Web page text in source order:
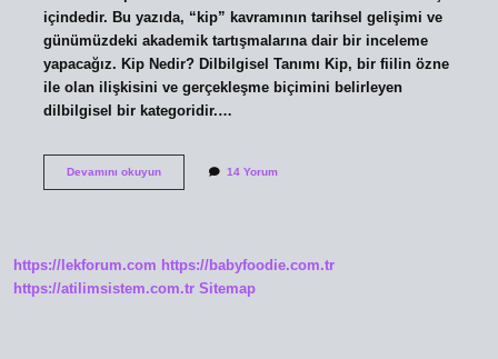
içindedir. Bu yazıda, “kip” kavramının tarihsel gelişimi ve
günümüzdeki akademik tartışmalarına dair bir inceleme
yapacağız. Kip Nedir? Dilbilgisel Tanımı Kip, bir fiilin özne
ile olan ilişkisini ve gerçekleşme biçimini belirleyen
dilbilgisel bir kategoridir.…
Devamını okuyunKip
14 Yorum
https://lekforum.com https://babyfoodie.com.tr
https://atilimsistem.com.tr Sitemap